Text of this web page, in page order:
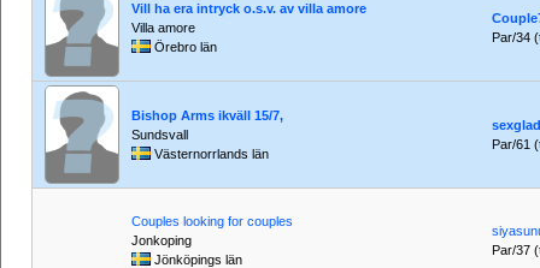
Vill ha era intryck o.s.v. av villa amore
Villa amore
Örebro län
Par/34
Bishop Arms ikväll 15/7,
Sundsvall
Västernorrlands län
Par/61
Couples looking for couples
Jonkoping
Jönköpings län
Par/37